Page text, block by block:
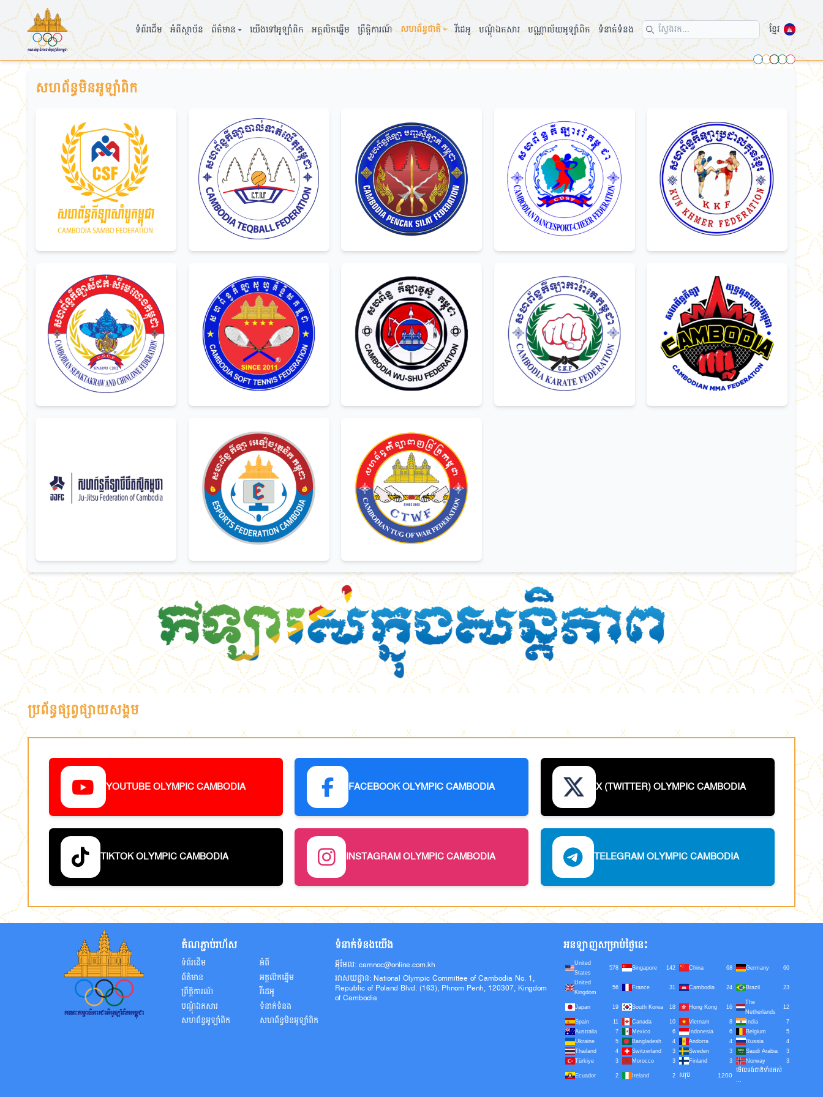
ទំព័រដើម អំពីស្ថាប័ន ព័ត៌មាន ▾ យើងទៅអូឡាំពិក អត្តលិកឆ្នើម ព្រឹត្តិការណ៍ សហព័ន្ធជាតិ▾ វីដេអូ បណ្តុំឯកសារ បណ្ណាល័យអូឡាំពិក ទំនាក់ទំនង Search icon ខ្មែរ
សហព័ន្ធមិនអូឡាំពិក
ប្រព័ន្ធផ្សព្វផ្សាយសង្គម
YOUTUBE OLYMPIC CAMBODIA FACEBOOK OLYMPIC CAMBODIA X (TWITTER) OLYMPIC CAMBODIA
TIKTOK OLYMPIC CAMBODIA INSTAGRAM OLYMPIC CAMBODIA TELEGRAM OLYMPIC CAMBODIA
តំណភ្ជាប់រហ័ស
ទំព័រដើម
អំពី
ព័ត៌មាន
អត្តលិកឆ្នើម
ព្រឹត្តិការណ៍
វីដេអូ
បណ្តុំឯកសារ
ទំនាក់ទំនង
សហព័ន្ធអូឡាំពិក
សហព័ន្ធមិនអូឡាំពិក
ទំនាក់ទំនងយើង
អ៊ីមែល: camnoc@online.com.kh
អាសយដ្ឋាន: National Olympic Committee of Cambodia No. 1,
Republic of Poland Blvd. (163), Phnom Penh, 120307, Kingdom
of Cambodia
អនឡាញសម្រាប់ថ្ងៃនេះ
United
States
578 Singapore 142 China 68 Germany 60
United
Kingdom
56 France 31 Cambodia 24 Brazil 23
Japan 19 South Korea 18 Hong Kong 16
The
Netherlands
12
Spain 11 Canada 10 Vietnam 8 India
7
Australia
7 Mexico 6 Indonesia 6 Belgium
5
Ukraine
5 Bangladesh 4 Andorra 4 Russia
4
Thailand
4 Switzerland 3 Sweden 3 Saudi Arabia
3
Türkiye
3 Morocco 3 Finland 3 Norway 3
Ecuador 2 Ireland 2 សរុប 1200 មើលទង់ជាតិទាំងអស់
...